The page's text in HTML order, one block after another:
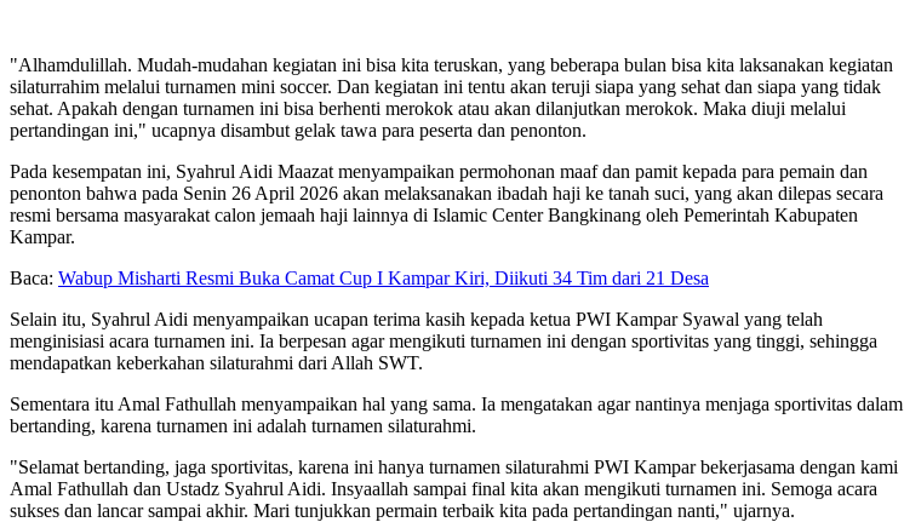
"Alhamdulillah. Mudah-mudahan kegiatan ini bisa kita teruskan, yang beberapa bulan bisa kita laksanakan kegiatan
silaturrahim melalui turnamen mini soccer. Dan kegiatan ini tentu akan teruji siapa yang sehat dan siapa yang tidak
sehat. Apakah dengan turnamen ini bisa berhenti merokok atau akan dilanjutkan merokok. Maka diuji melalui
pertandingan ini," ucapnya disambut gelak tawa para peserta dan penonton.
Pada kesempatan ini, Syahrul Aidi Maazat menyampaikan permohonan maaf dan pamit kepada para pemain dan
penonton bahwa pada Senin 26 April 2026 akan melaksanakan ibadah haji ke tanah suci, yang akan dilepas secara
resmi bersama masyarakat calon jemaah haji lainnya di Islamic Center Bangkinang oleh Pemerintah Kabupaten
Kampar.
Baca: Wabup Misharti Resmi Buka Camat Cup I Kampar Kiri, Diikuti 34 Tim dari 21 Desa
Selain itu, Syahrul Aidi menyampaikan ucapan terima kasih kepada ketua PWI Kampar Syawal yang telah
menginisiasi acara turnamen ini. Ia berpesan agar mengikuti turnamen ini dengan sportivitas yang tinggi, sehingga
mendapatkan keberkahan silaturahmi dari Allah SWT.
Sementara itu Amal Fathullah menyampaikan hal yang sama. Ia mengatakan agar nantinya menjaga sportivitas dalam
bertanding, karena turnamen ini adalah turnamen silaturahmi.
"Selamat bertanding, jaga sportivitas, karena ini hanya turnamen silaturahmi PWI Kampar bekerjasama dengan kami
Amal Fathullah dan Ustadz Syahrul Aidi. Insyaallah sampai final kita akan mengikuti turnamen ini. Semoga acara
sukses dan lancar sampai akhir. Mari tunjukkan permain terbaik kita pada pertandingan nanti," ujarnya.